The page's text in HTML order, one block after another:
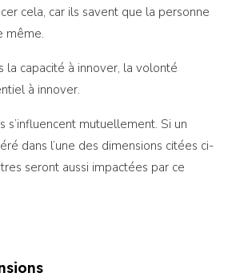
cela, car ils savent que la personne
même.
la capacité à innover, la volonté
à innover.
s’influencent mutuellement. Si un
dans l’une des dimensions citées ci-
seront aussi impactées par ce